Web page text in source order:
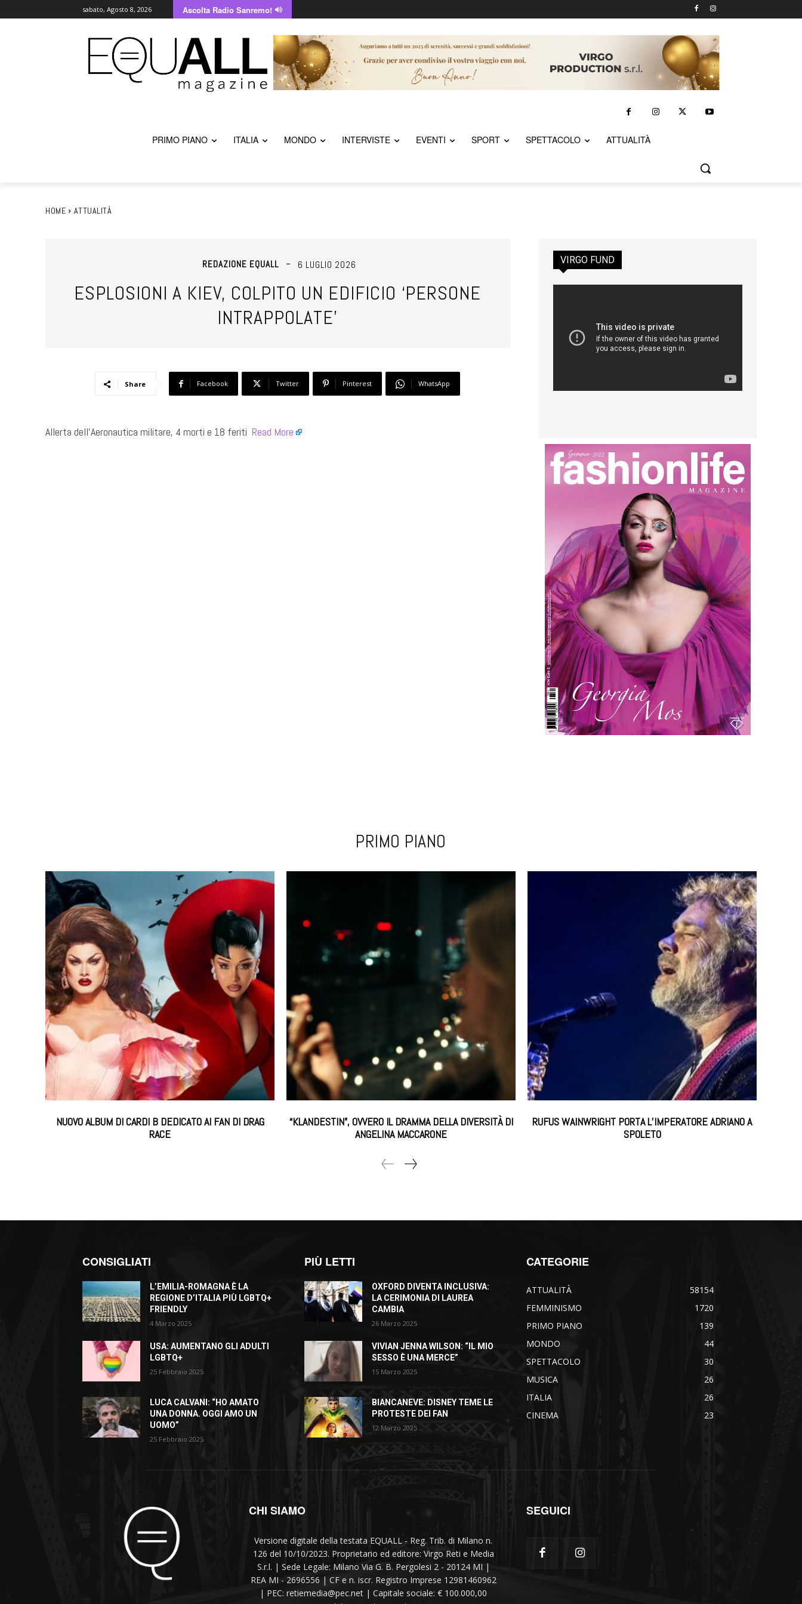
sabato, Agosto 8, 2026 Ascolta Radio Sanremo!
PRIMO PIANO ITALIA MONDO INTERVISTE EVENTI SPORT SPETTACOLO ATTUALITÀ
HOME ATTUALITÀ
REDAZIONE EQUALL 6 LUGLIO 2026
ESPLOSIONI A KIEV, COLPITO UN EDIFICIO ‘PERSONE
INTRAPPOLATE’
Share Facebook Twitter Pinterest WhatsApp
Allerta dell’Aeronautica militare, 4 morti e 18 feriti ​ Read More
VIRGO FUND
PRIMO PIANO
NUOVO ALBUM DI CARDI B DEDICATO AI FAN DI DRAG
RACE
“KLANDESTIN”, OVVERO IL DRAMMA DELLA DIVERSITÀ DI
ANGELINA MACCARONE
RUFUS WAINWRIGHT PORTA L’IMPERATORE ADRIANO A
SPOLETO
CONSIGLIATI
L’EMILIA-ROMAGNA È LA
REGIONE D’ITALIA PIÙ LGBTQ+
FRIENDLY
4 Marzo 2025
USA: AUMENTANO GLI ADULTI
LGBTQ+
25 Febbraio 2025
LUCA CALVANI: “HO AMATO
UNA DONNA. OGGI AMO UN
UOMO”
25 Febbraio 2025
PIÙ LETTI
OXFORD DIVENTA INCLUSIVA:
LA CERIMONIA DI LAUREA
CAMBIA
26 Marzo 2025
VIVIAN JENNA WILSON: “IL MIO
SESSO È UNA MERCE”
15 Marzo 2025
BIANCANEVE: DISNEY TEME LE
PROTESTE DEI FAN
12 Marzo 2025
CATEGORIE
ATTUALITÀ
58154
FEMMINISMO
1720
PRIMO PIANO
139
MONDO
44
SPETTACOLO
30
MUSICA
26
ITALIA
26
CINEMA
23
CHI SIAMO
Versione digitale della testata EQUALL - Reg. Trib. di Milano n.
126 del 10/10/2023. Proprietario ed editore: Virgo Reti e Media
S.r.l. | Sede Legale: Milano Via G. B. Pergolesi 2 - 20124 MI |
REA MI - 2696556 | CF e n. iscr. Registro Imprese 12981460962
| PEC: retiemedia@pec.net | Capitale sociale: € 100.000,00
SEGUICI